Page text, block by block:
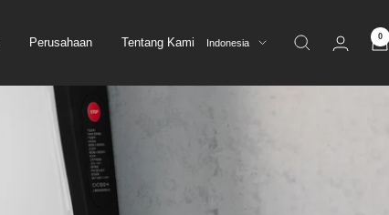
Perusahaan Tentang Kami Bahasa
Indonesia
0